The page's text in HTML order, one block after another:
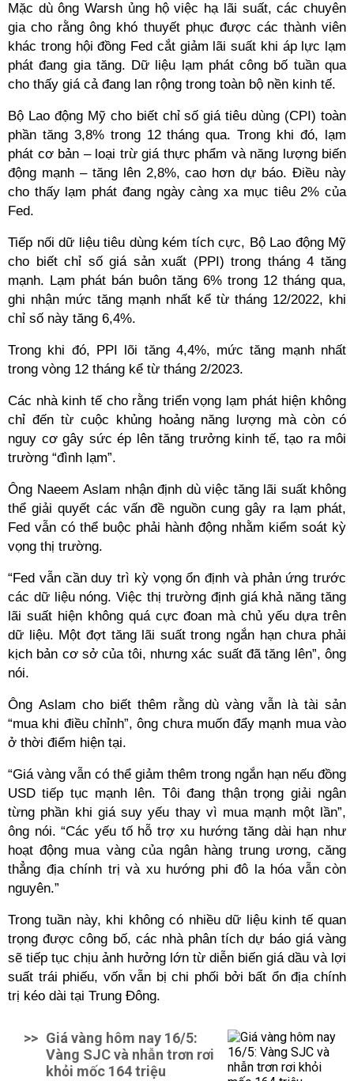
Mặc dù ông Warsh ủng hộ việc hạ lãi suất, các chuyên
gia cho rằng ông khó thuyết phục được các thành viên
khác trong hội đồng Fed cắt giảm lãi suất khi áp lực lạm
phát đang gia tăng. Dữ liệu lạm phát công bố tuần qua
cho thấy giá cả đang lan rộng trong toàn bộ nền kinh tế.
Bộ Lao động Mỹ cho biết chỉ số giá tiêu dùng (CPI) toàn
phần tăng 3,8% trong 12 tháng qua. Trong khi đó, lạm
phát cơ bản – loại trừ giá thực phẩm và năng lượng biến
động mạnh – tăng lên 2,8%, cao hơn dự báo. Điều này
cho thấy lạm phát đang ngày càng xa mục tiêu 2% của
Fed.
Tiếp nối dữ liệu tiêu dùng kém tích cực, Bộ Lao động Mỹ
cho biết chỉ số giá sản xuất (PPI) trong tháng 4 tăng
mạnh. Lạm phát bán buôn tăng 6% trong 12 tháng qua,
ghi nhận mức tăng mạnh nhất kể từ tháng 12/2022, khi
chỉ số này tăng 6,4%.
Trong khi đó, PPI lõi tăng 4,4%, mức tăng mạnh nhất
trong vòng 12 tháng kể từ tháng 2/2023.
Các nhà kinh tế cho rằng triển vọng lạm phát hiện không
chỉ đến từ cuộc khủng hoảng năng lượng mà còn có
nguy cơ gây sức ép lên tăng trưởng kinh tế, tạo ra môi
trường “đình lạm”.
Ông Naeem Aslam nhận định dù việc tăng lãi suất không
thể giải quyết các vấn đề nguồn cung gây ra lạm phát,
Fed vẫn có thể buộc phải hành động nhằm kiểm soát kỳ
vọng thị trường.
“Fed vẫn cần duy trì kỳ vọng ổn định và phản ứng trước
các dữ liệu nóng. Việc thị trường định giá khả năng tăng
lãi suất hiện không quá cực đoan mà chủ yếu dựa trên
dữ liệu. Một đợt tăng lãi suất trong ngắn hạn chưa phải
kịch bản cơ sở của tôi, nhưng xác suất đã tăng lên”, ông
nói.
Ông Aslam cho biết thêm rằng dù vàng vẫn là tài sản
“mua khi điều chỉnh”, ông chưa muốn đẩy mạnh mua vào
ở thời điểm hiện tại.
“Giá vàng vẫn có thể giảm thêm trong ngắn hạn nếu đồng
USD tiếp tục mạnh lên. Tôi đang thận trọng giải ngân
từng phần khi giá suy yếu thay vì mua mạnh một lần”,
ông nói. “Các yếu tố hỗ trợ xu hướng tăng dài hạn như
hoạt động mua vàng của ngân hàng trung ương, căng
thẳng địa chính trị và xu hướng phi đô la hóa vẫn còn
nguyên.”
Trong tuần này, khi không có nhiều dữ liệu kinh tế quan
trọng được công bố, các nhà phân tích dự báo giá vàng
sẽ tiếp tục chịu ảnh hưởng lớn từ diễn biến giá dầu và lợi
suất trái phiếu, vốn vẫn bị chi phối bởi bất ổn địa chính
trị kéo dài tại Trung Đông.
>> Giá vàng hôm nay 16/5:
Vàng SJC và nhẫn trơn rơi
khỏi mốc 164 triệu